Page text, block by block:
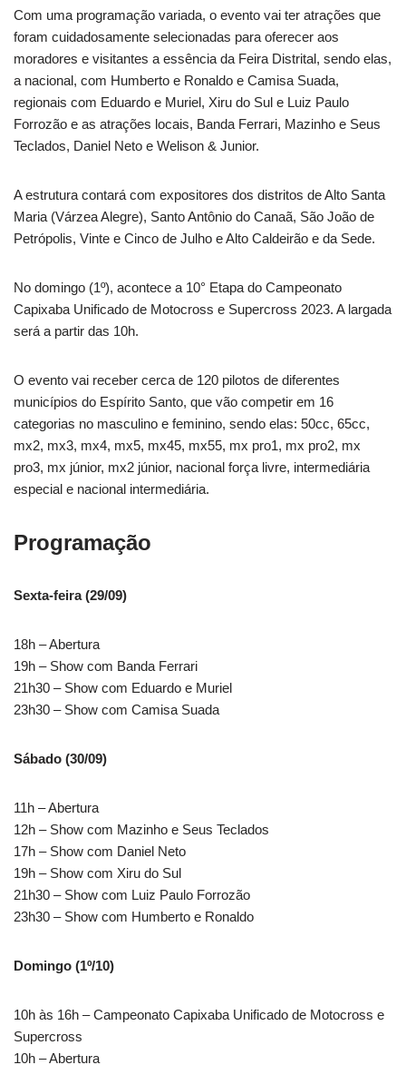
Com uma programação variada, o evento vai ter atrações que
foram cuidadosamente selecionadas para oferecer aos
moradores e visitantes a essência da Feira Distrital, sendo elas,
a nacional, com Humberto e Ronaldo e Camisa Suada,
regionais com Eduardo e Muriel, Xiru do Sul e Luiz Paulo
Forrozão e as atrações locais, Banda Ferrari, Mazinho e Seus
Teclados, Daniel Neto e Welison & Junior.
A estrutura contará com expositores dos distritos de Alto Santa
Maria (Várzea Alegre), Santo Antônio do Canaã, São João de
Petrópolis, Vinte e Cinco de Julho e Alto Caldeirão e da Sede.
No domingo (1º), acontece a 10° Etapa do Campeonato
Capixaba Unificado de Motocross e Supercross 2023. A largada
será a partir das 10h.
O evento vai receber cerca de 120 pilotos de diferentes
municípios do Espírito Santo, que vão competir em 16
categorias no masculino e feminino, sendo elas: 50cc, 65cc,
mx2, mx3, mx4, mx5, mx45, mx55, mx pro1, mx pro2, mx
pro3, mx júnior, mx2 júnior, nacional força livre, intermediária
especial e nacional intermediária.
Programação
Sexta-feira (29/09)
18h – Abertura
19h – Show com Banda Ferrari
21h30 – Show com Eduardo e Muriel
23h30 – Show com Camisa Suada
Sábado (30/09)
11h – Abertura
12h – Show com Mazinho e Seus Teclados
17h – Show com Daniel Neto
19h – Show com Xiru do Sul
21h30 – Show com Luiz Paulo Forrozão
23h30 – Show com Humberto e Ronaldo
Domingo (1º/10)
10h às 16h – Campeonato Capixaba Unificado de Motocross e
Supercross
10h – Abertura